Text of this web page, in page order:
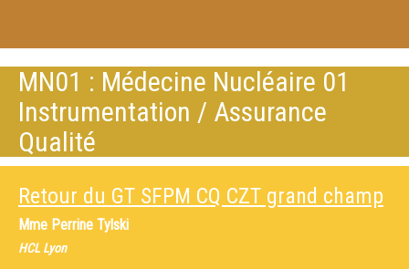
MN01 : Médecine Nucléaire 01
Instrumentation / Assurance
Qualité
Retour du GT SFPM CQ CZT grand champ
Mme Perrine Tylski
HCL Lyon